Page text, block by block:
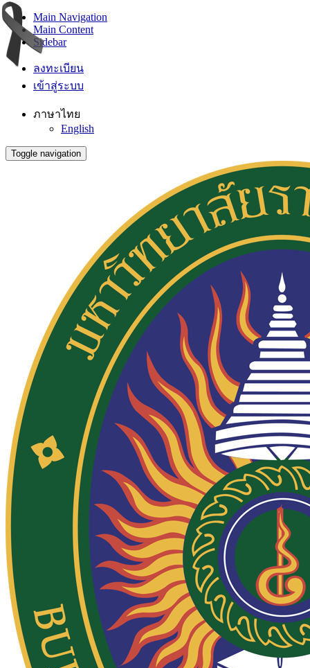
Main Navigation
Main Content
Sidebar
ลงทะเบียน
เข้าสู่ระบบ
ภาษาไทย
English
Toggle navigation